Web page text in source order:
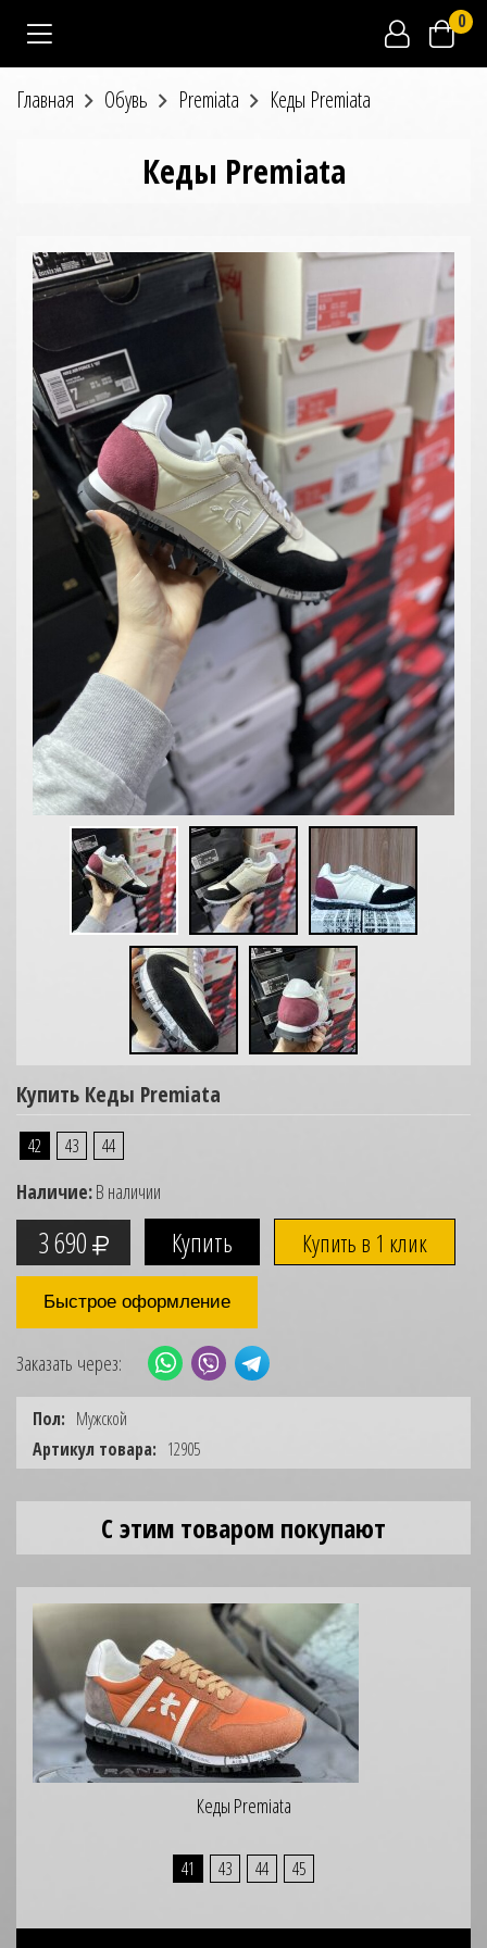
0
Главная Обувь Premiata Кеды Premiata
Кеды Premiata
Купить Кеды Premiata
42 43 44
Наличие:В наличии
3 690 Купить в 1 клик
Быстрое оформление
Заказать через:
Пол: Мужской
Артикул товара: 12905
С этим товаром покупают
Кеды Premiata
41 43 44 45